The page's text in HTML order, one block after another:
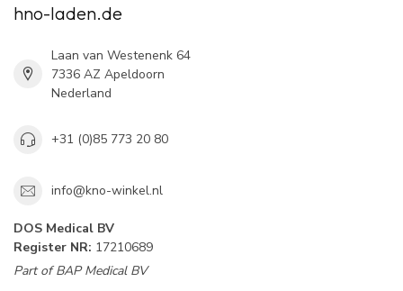
hno-laden.de
Laan van Westenenk 64
7336 AZ Apeldoorn
Nederland
+31 (0)85 773 20 80
info@kno-winkel.nl
DOS Medical BV
Register NR: 17210689
Part of BAP Medical BV